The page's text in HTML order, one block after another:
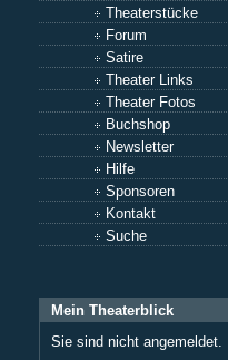
Theaterstücke
Forum
Satire
Theater Links
Theater Fotos
Buchshop
Newsletter
Hilfe
Sponsoren
Kontakt
Suche
Mein Theaterblick
Sie sind nicht angemeldet.